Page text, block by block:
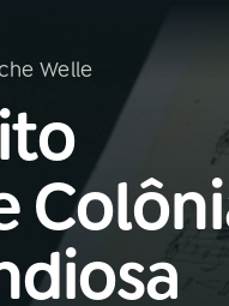
Buscar
AO VIVO
Welle